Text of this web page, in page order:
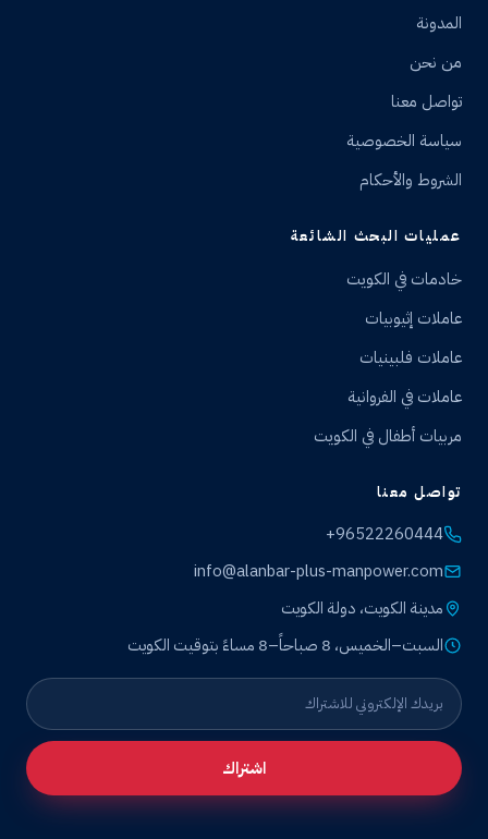
المدونة
من نحن
تواصل معنا
سياسة الخصوصية
الشروط والأحكام
عمليات البحث الشائعة
خادمات في الكويت
عاملات إثيوبيات
عاملات فلبينيات
عاملات في الفروانية
مربيات أطفال في الكويت
تواصل معنا
+96522260444
info@alanbar-plus-manpower.com
مدينة الكويت، دولة الكويت
السبت–الخميس، 8 صباحاً–8 مساءً بتوقيت الكويت
اشتراك